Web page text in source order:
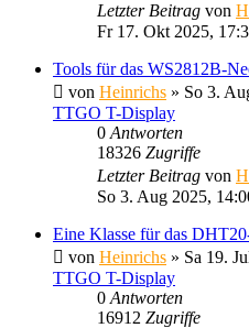
Letzter Beitrag von
Fr 17. Okt 2025,
Tools für das WS2812B-
von Heinrichs » So 3.
TTGO T-Display
0 Antworten
18326 Zugriffe
Letzter Beitrag von
So 3. Aug 2025,
Eine Klasse für das
von Heinrichs » Sa 19.
TTGO T-Display
0 Antworten
16912 Zugriffe